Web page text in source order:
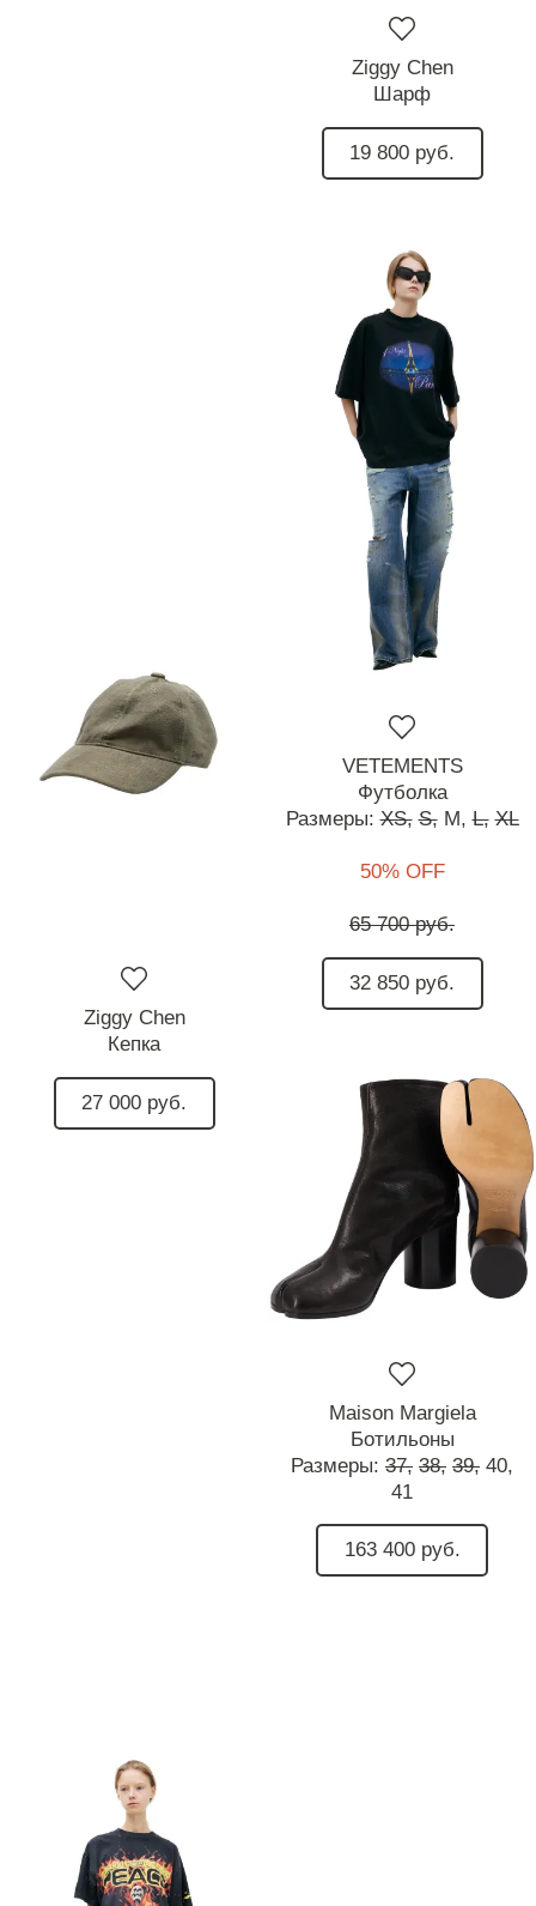
Ziggy Chen
Шарф
19 800 руб.
Ziggy Chen
Кепка
27 000 руб.
VETEMENTS
Футболка
Размеры:XS, S, M, L, XL
50% OFF
65 700 руб.
32 850 руб.
Maison Margiela
Ботильоны
Размеры: 37, 38, 39, 40,
41
163 400 руб.